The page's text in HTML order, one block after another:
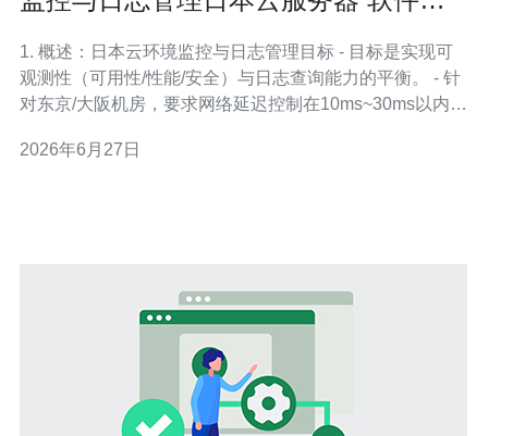
1. 概述：日本云环境监控与日志管理目标 - 目标是实现可
观测性（可用性/性能/安全）与日志查询能力的平衡。 - 针
对东京/大阪机房，要求网络延迟控制在10ms~30ms以内
与网络，日志要支持实时检索与归档。 - 存储成本与查询
2026年6月27日